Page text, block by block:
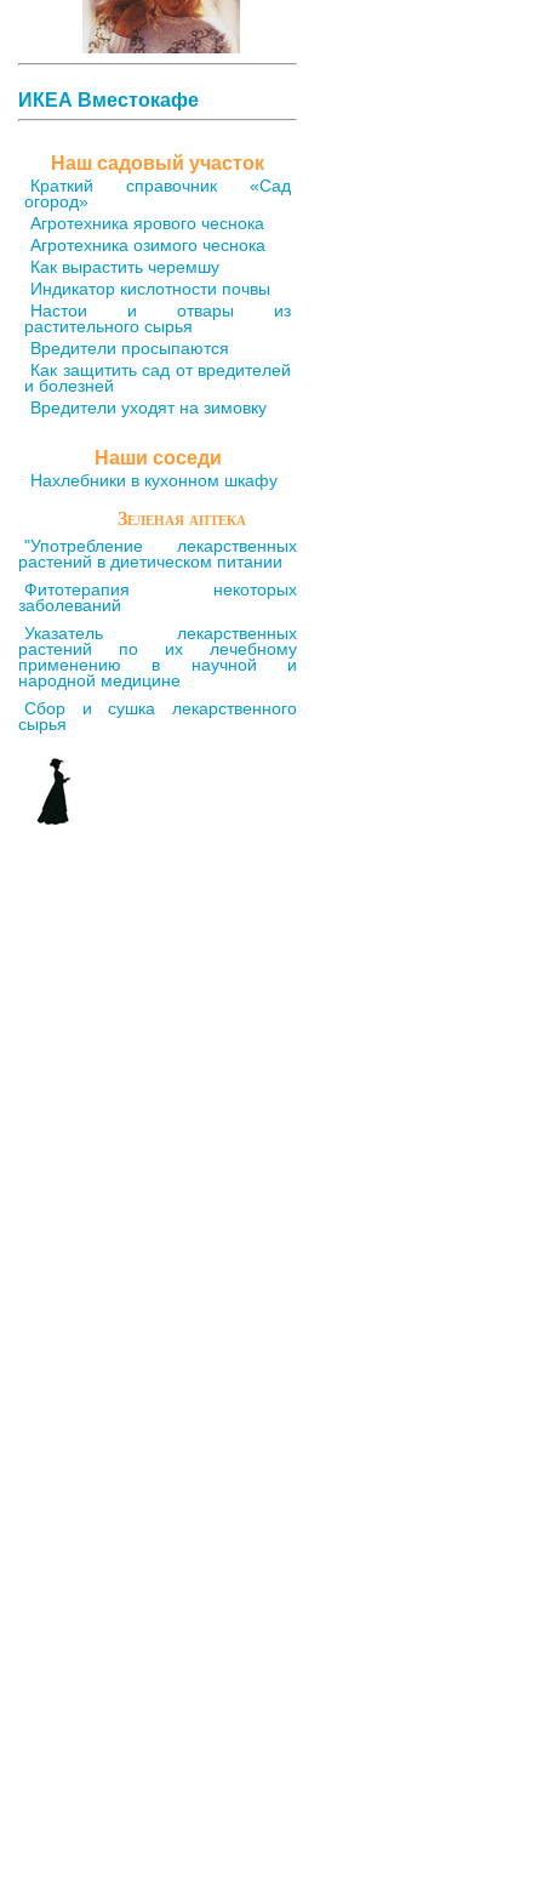
ИКЕА Вместокафе
Наш садовый участок
Краткий справочник «Сад
огород»
Агротехника ярового чеснока
Агротехника озимого чеснока
Как вырастить черемшу
Индикатор кислотности почвы
Настои и отвары из
растительного сырья
Вредители просыпаются
Как защитить сад от вредителей
и болезней
Вредители уходят на зимовку
Наши соседи
Нахлебники в кухонном шкафу
Зеленая аптека
"Употребление лекарственных
растений в диетическом питании
Фитотерапия некоторых
заболеваний
Указатель лекарственных
растений по их лечебному
применению в научной и
народной медицине
Сбор и сушка лекарственного
сырья